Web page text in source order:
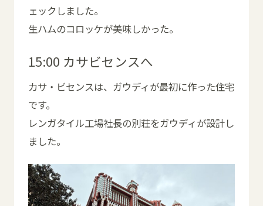
ェックしました。
生ハムのコロッケが美味しかった。
15:00 カサビセンスへ
カサ・ビセンスは、ガウディが最初に作った住宅
です。
レンガタイル工場社長の別荘をガウディが設計し
ました。